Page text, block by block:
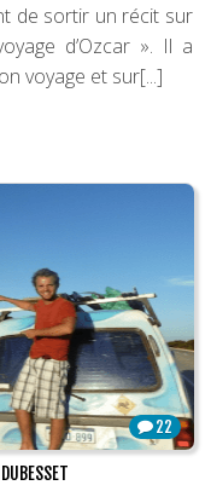
de sortir un récit sur
d’Ozcar ». Il a
voyage et sur[...]
22